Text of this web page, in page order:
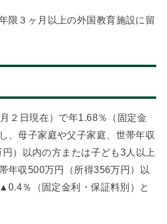
限３ヶ月以上の外国教育施設に留
２日現在）で年1.68％（固定金
、母子家庭や父子家庭、世帯年収
）以内の方または子ども3人以上
年収500万円（所得356万円）以
％（固定金利・保証料別）と